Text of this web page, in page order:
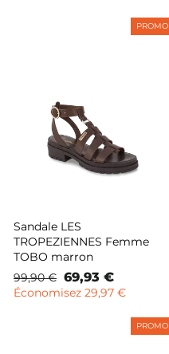
PROMO
Sandale LES
TROPEZIENNES Femme
TOBO marron
Prix
normal
99,90 € Prix
remisé
69,93 €
Économisez 29,97 €
PROMO